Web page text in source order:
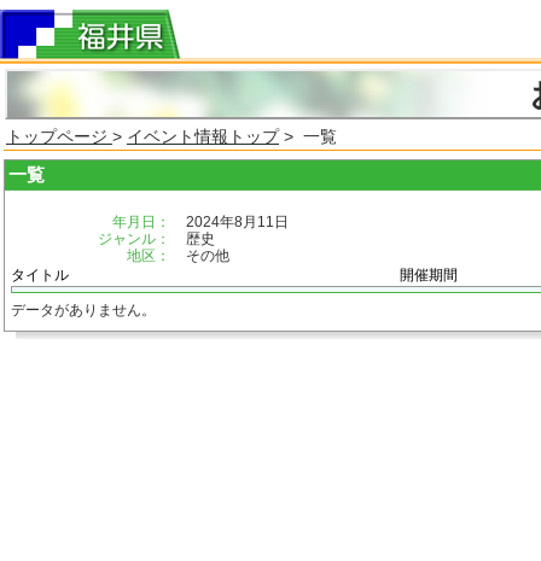
トップページ > イベント情報トップ> 一覧
一覧
年月日：
2024年8月11日
ジャンル：
歴史
地区：
その他
タイトル
開催期間
データがありません。